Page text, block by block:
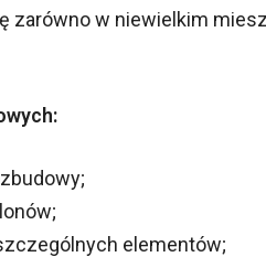
zarówno w niewielkim
elementów;